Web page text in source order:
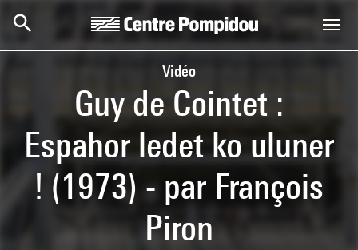
Vidéo
Guy de Cointet :
Espahor ledet ko uluner
! (1973) - par François
Piron